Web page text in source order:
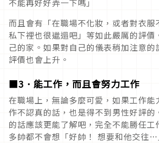
而且會有「在職場不化妝，或者對衣服
私下裡也很邋遢吧」等如此嚴厲的評價
己的家。如果對自己的儀表稍加注意的
評價也會上升。
■3．能工作，而且會努力工作
在職場上，無論多麼可愛，如果工作能
作不認真的話，也是得不到男性好評的
的話應該更能了解吧，完全不能勝任工
多帥都不會想「好帥！ 想要和他交往…